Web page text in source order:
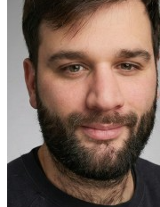
Nissan TOWNSTAR
Nissan TRADE
Nissan URVAN